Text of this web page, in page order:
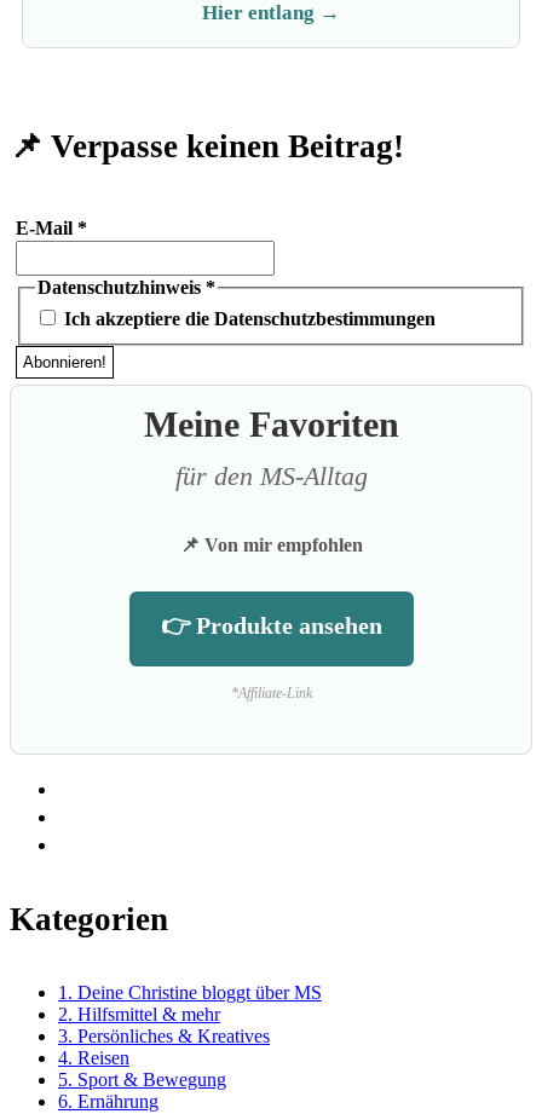
Hier entlang →
📌 Verpasse keinen Beitrag!
E-Mail *
Datenschutzhinweis *
Ich akzeptiere die Datenschutzbestimmungen
Meine Favoriten
für den MS-Alltag
📌 Von mir empfohlen
👉 Produkte ansehen
*Affiliate-Link
Kategorien
1. Deine Christine bloggt über MS
2. Hilfsmittel & mehr
3. Persönliches & Kreatives
4. Reisen
5. Sport & Bewegung
6. Ernährung